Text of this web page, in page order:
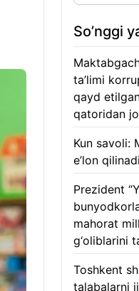
So’nggi
ta’limi
qayd
qatoridan
Kun savoli:
e’lon
Prezident
mahorat
g‘oliblarini
Toshkent
talabalarni